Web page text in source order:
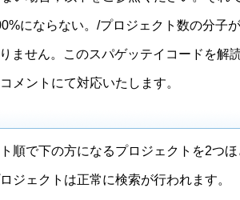
にならない。/プロジェクト数の分子
ません。このスパゲッテイコードを解
メントにて対応いたします。
順で下の方になるプロジェクトを2つほ
ジェクトは正常に検索が行われます。